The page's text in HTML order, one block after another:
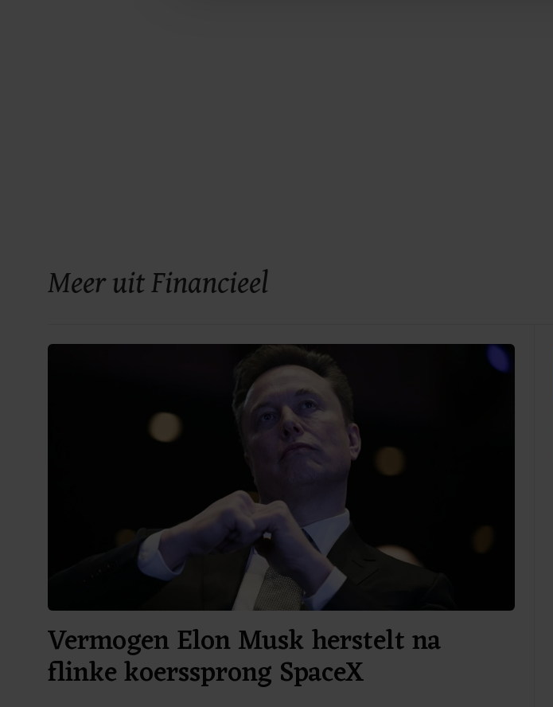
Meer uit Financieel
Vermogen Elon Musk herstelt na
flinke koerssprong SpaceX